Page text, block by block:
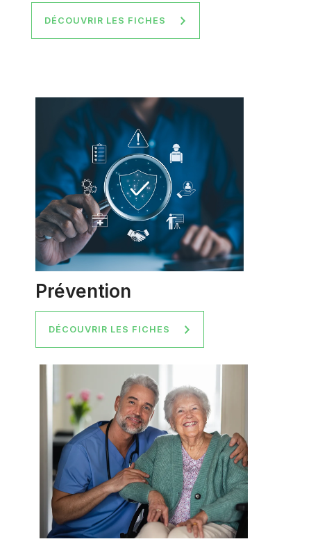
DÉCOUVRIR LES FICHES
Prévention
DÉCOUVRIR LES FICHES